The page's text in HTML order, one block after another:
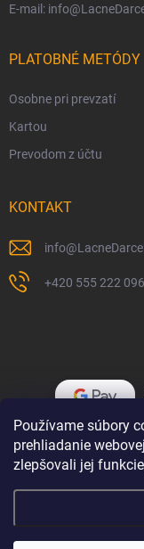
Používame súbory
prehliadanie
zlepšovali jej
E-mail:
PLATOBNÉ METÓDY
Osobne pri prevzatí
Kartou
Prevodom z účtu
KONTAKT
info@
+420 555 222 096